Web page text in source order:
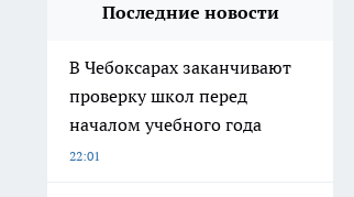
Последние новости
В Чебоксарах заканчивают
проверку школ перед
началом учебного года
22:01